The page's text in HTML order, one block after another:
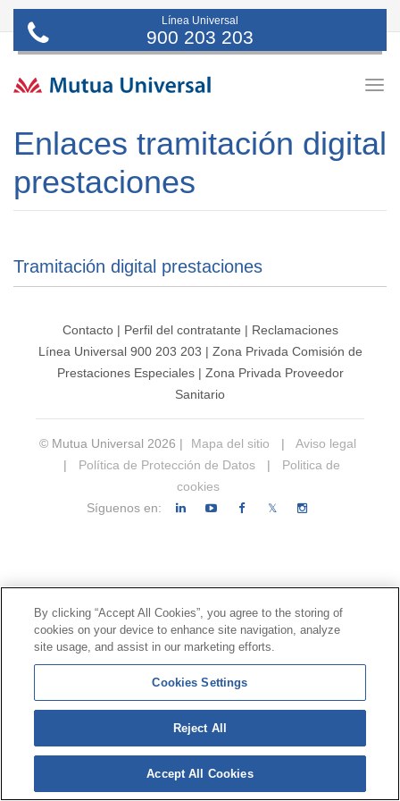
Línea Universal
900 203 203
Enlaces tramitación digital
prestaciones
Tramitación digital prestaciones
Contacto| Perfil del contratante | Reclamaciones
Línea Universal 900 203 203 | Zona Privada Comisión de
Prestaciones Especiales| Zona Privada Proveedor
Sanitario
© Mutua Universal 2026 | Mapa del sitio |
Aviso legal
|
Política de Protección de Datos |
Politica de
cookies
Síguenos en:
𝕏
By clicking “Accept All Cookies”, you agree to the storing of
cookies on your device to enhance site navigation, analyze
site usage, and assist in our marketing efforts.
Cookies Settings
Reject All
Accept All Cookies